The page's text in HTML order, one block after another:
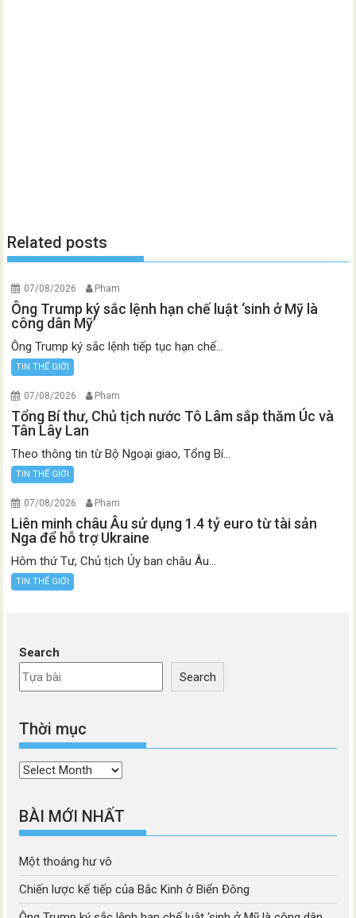
Related posts
07/08/2026 Pham
Ông Trump ký sắc lệnh hạn chế luật ‘sinh ở Mỹ là
công dân Mỹ’
Ông Trump ký sắc lệnh tiếp tục hạn chế...
TIN THẾ GIỚI
07/08/2026 Pham
Tổng Bí thư, Chủ tịch nước Tô Lâm sắp thăm Úc và
Tân Lây Lan
Theo thông tin từ Bộ Ngoại giao, Tổng Bí...
TIN THẾ GIỚI
07/08/2026 Pham
Liên minh châu Âu sử dụng 1.4 tỷ euro từ tài sản
Nga để hỗ trợ Ukraine
Hôm thứ Tư, Chủ tịch Ủy ban châu Âu...
TIN THẾ GIỚI
Search
Search
Thời mục
Thời
BÀI MỚI NHẤT
Một thoáng hư vô
Chiến lược kế tiếp của Bắc Kinh ở Biển Đông